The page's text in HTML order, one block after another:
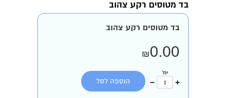
בד מטוסים רקע צהוב
בד מטוסים רקע צהוב
₪0.00
יח'
עוד
פחות
אחד
הוספה לסל